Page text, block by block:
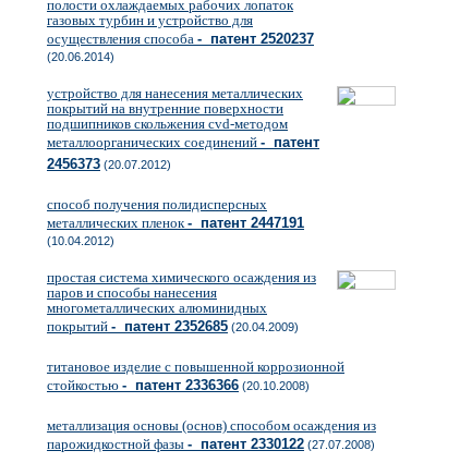
полости охлаждаемых рабочих лопаток
газовых турбин и устройство для
осуществления способа - патент 2520237
(20.06.2014)
устройство для нанесения металлических
покрытий на внутренние поверхности
подшипников скольжения cvd-методом
металлоорганических соединений - патент
2456373 (20.07.2012)
способ получения полидисперсных
металлических пленок- патент 2447191
(10.04.2012)
простая система химического осаждения из
паров и способы нанесения
многометаллических алюминидных
покрытий - патент 2352685 (20.04.2009)
титановое изделие с повышенной коррозионной
стойкостью - патент 2336366 (20.10.2008)
металлизация основы (основ) способом осаждения из
парожидкостной фазы - патент 2330122 (27.07.2008)